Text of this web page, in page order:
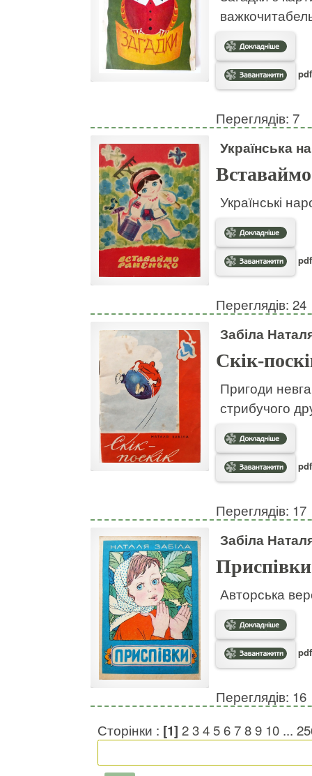
Переглядів: 7
Українська
Українські
Переглядів: 24
Забіла
Скік-
Пригоди
стрибучого
Переглядів: 17
Забіла
Приспівки
Авторська
Переглядів: 16
Сторінки : [1] 23456789 10 ...